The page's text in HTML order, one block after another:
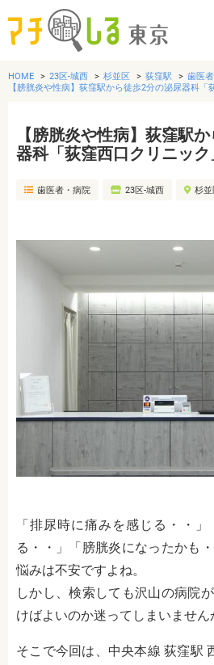
グルメ
美容・健康
歯医者・病院
おでかけ
HOME 23区-城西 杉並区 荻窪駅
歯医
【膀胱炎や性病】荻窪駅から徒歩2分の泌尿器科「
【膀胱炎や性病】荻窪駅
器科「荻窪西口クリニック
歯医者・病院 23区-城西 杉並
「排尿時に痛みを感じる・・
る・・」「膀胱炎になったかも
悩みは不安ですよね。
しかし、検索しても沢山の病院
けばよいのか迷ってしまいません
そこで今回は、中央本線 荻窪駅